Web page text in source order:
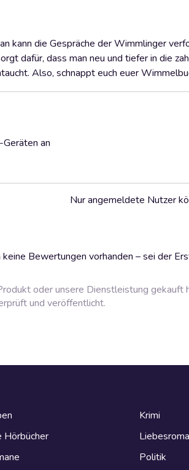
kann die Gespräche der Wimmlinger
dafür, dass man neu und tiefer in die
Also, schnappt euch euer
an
keine Bewertungen vorhanden – sei der
Nur angemeldete Nutzer
oder unsere Dienstleistung gekauft
und veröffentlicht.
Hörbücher
Krimi
Politik